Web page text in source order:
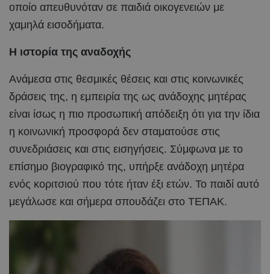
οποίο απευθυνόταν σε παιδιά οικογενειών με
χαμηλά εισοδήματα.
Η ιστορία της αναδοχής
Ανάμεσα στις θεσμικές θέσεις και στις κοινωνικές
δράσεις της, η εμπειρία της ως ανάδοχης μητέρας
είναι ίσως η πιο προσωπική απόδειξη ότι για την ίδια
η κοινωνική προσφορά δεν σταματούσε στις
συνεδριάσεις και στις εισηγήσεις. Σύμφωνα με το
επίσημο βιογραφικό της, υπήρξε ανάδοχη μητέρα
ενός κοριτσιού που τότε ήταν έξι ετών. Το παιδί αυτό
μεγάλωσε και σήμερα σπουδάζει στο ΤΕΠΑΚ.